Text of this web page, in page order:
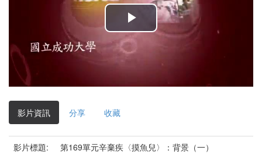
播
放
影
影片資訊 分享 收藏
影片標題:
第169單元辛棄疾〈摸魚兒〉：背景（一）